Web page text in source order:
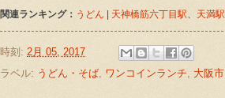
関連ランキング： うどん 天神橋筋六丁目駅、 天満駅
時刻: 2月 05, 2017
ラベル: うどん・そば ワンコインランチ 大阪市